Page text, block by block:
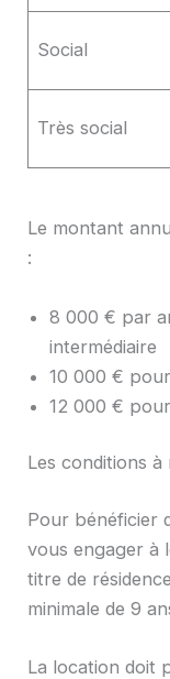
Social
Très social
Le montant
:
8 000 € par
intermédiaire
10 000 €
12 000 €
Les conditions
Pour bénéficier
vous engager à
titre de
minimale de 9
La location doit